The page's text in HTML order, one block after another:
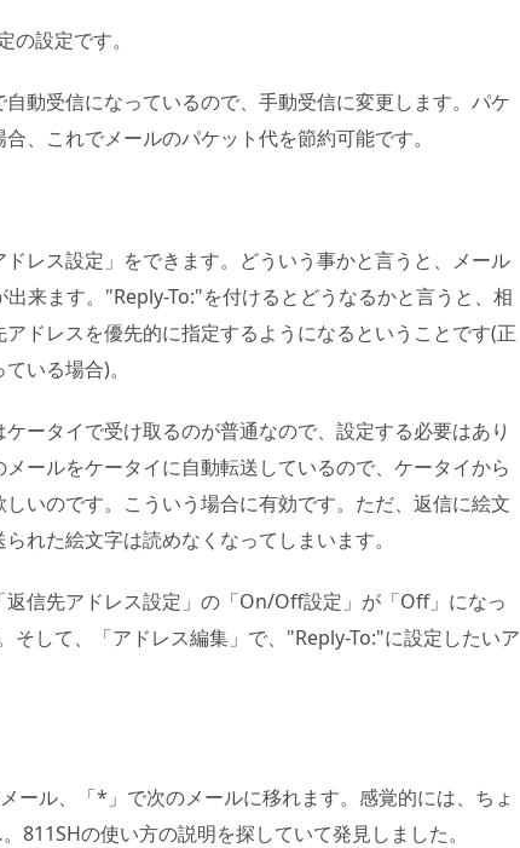
設定です。
自動受信になっているので、手動受信に変更します。パケ
、これでメールのパケット代を節約可能です。
レス設定」をできます。どういう事かと言うと、メール
来ます。"Reply-To:"を付けるとどうなるかと言うと、相
ドレスを優先的に指定するようになるということです(正
いる場合)。
ータイで受け取るのが普通なので、設定する必要はあり
ールをケータイに自動転送しているので、ケータイから
いのです。こういう場合に有効です。ただ、返信に絵文
れた絵文字は読めなくなってしまいます。
信先アドレス設定」の「On/Off設定」が「Off」になっ
そして、「アドレス編集」で、"Reply-To:"に設定したいア
ール、「*」で次のメールに移れます。感覚的には、ちょ
811SHの使い方の説明を探していて発見しました。